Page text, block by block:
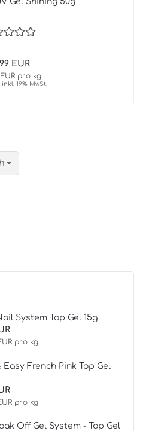
EUR
pro kg
inkl. 19% MwSt.
System Top Gel 15g
pro kg
Easy French Pink Top Gel
pro kg
Off Gel System - Top Gel